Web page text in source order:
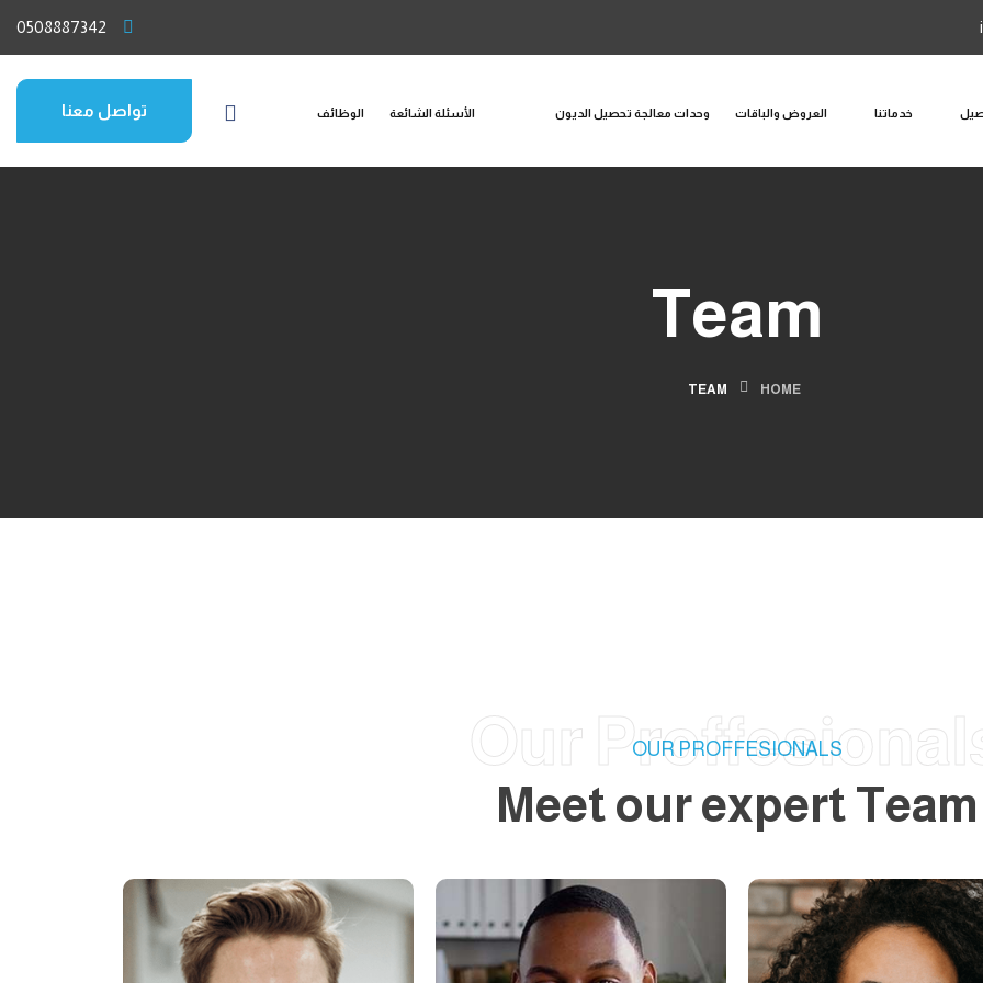
0508887342
خدماتنا العروض والباقات وحدات معالجة تحصيل الديون الأسئلة الشائعة الوظائف تواصل معنا
Team
HOME
TEAM
OUR PROFFESIONALS
Meet our expert Team
Our